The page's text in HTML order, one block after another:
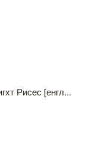
Рисес [енгл...